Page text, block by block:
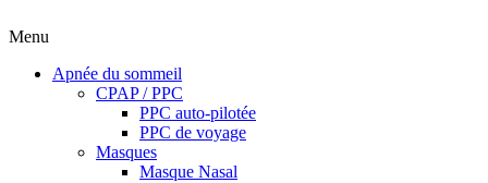
Menu
Apnée du sommeil
CPAP / PPC
PPC auto-pilotée
PPC de voyage
Masques
Masque Nasal